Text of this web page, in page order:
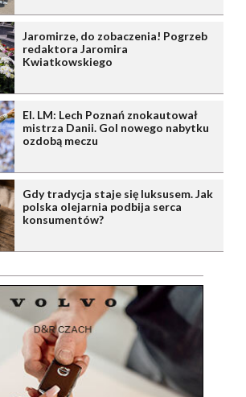
Jaromirze, do zobaczenia! Pogrzeb
redaktora Jaromira
Kwiatkowskiego
El. LM: Lech Poznań znokautował
mistrza Danii. Gol nowego nabytku
ozdobą meczu
Gdy tradycja staje się luksusem. Jak
polska olejarnia podbija serca
konsumentów?